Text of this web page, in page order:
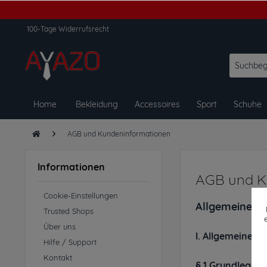
100-Tage Widerrufsrecht
Home Bekleidung Accessoires Sport Schuhe
AGB und Kundeninformationen
Informationen
Cookie-Einstellungen
Trusted Shops
Über uns
Hilfe / Support
Kontakt
AGB und
Allgemeine
I. Allgemeine